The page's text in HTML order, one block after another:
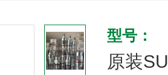
型号：
原装